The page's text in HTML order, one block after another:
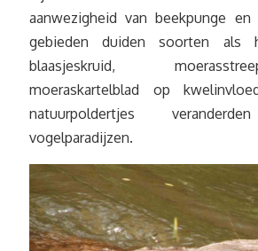
aanwezigheid van beekpunge en
gebieden duiden soorten als
blaasjeskruid,
moeraskartelblad op
natuurpoldertjes
vogelparadijzen.